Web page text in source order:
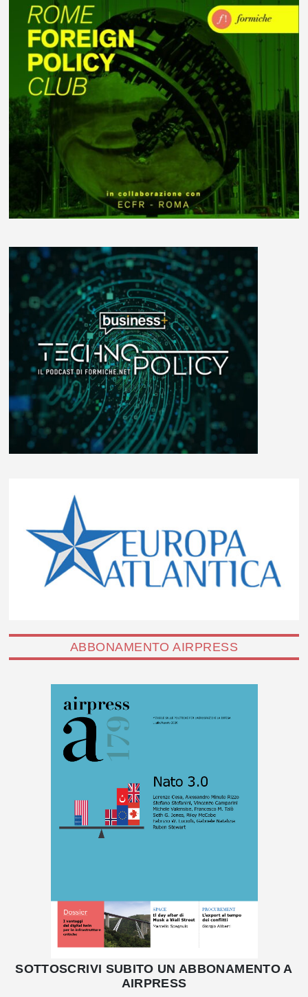
ABBONAMENTO AIRPRESS
SOTTOSCRIVI SUBITO UN ABBONAMENTO A
AIRPRESS